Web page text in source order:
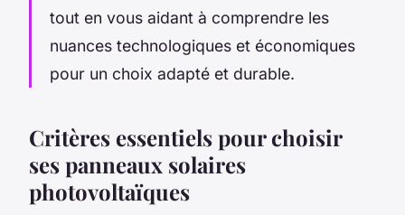
tout en vous aidant à comprendre les
nuances technologiques et économiques
pour un choix adapté et durable.
Critères essentiels pour choisir
ses panneaux solaires
photovoltaïques